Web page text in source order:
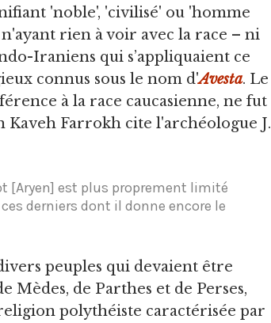
'noble', 'civilisé' ou 'homme
rien à voir avec la race – ni
Iraniens qui s’appliquaient ce
connus sous le nom d'Avesta. Le
à la race caucasienne, ne fut
Kaveh Farrokh cite l'archéologue J.
[Aryen] est plus proprement limité
derniers dont il donne encore le
peuples qui devaient être
Mèdes, de Parthes et de Perses,
polythéiste caractérisée par